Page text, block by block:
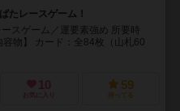
たレースゲーム！
スゲーム／運要素強め 所要時
容物】 カード：全84枚（山札60
10
お気に入り
59
持ってる